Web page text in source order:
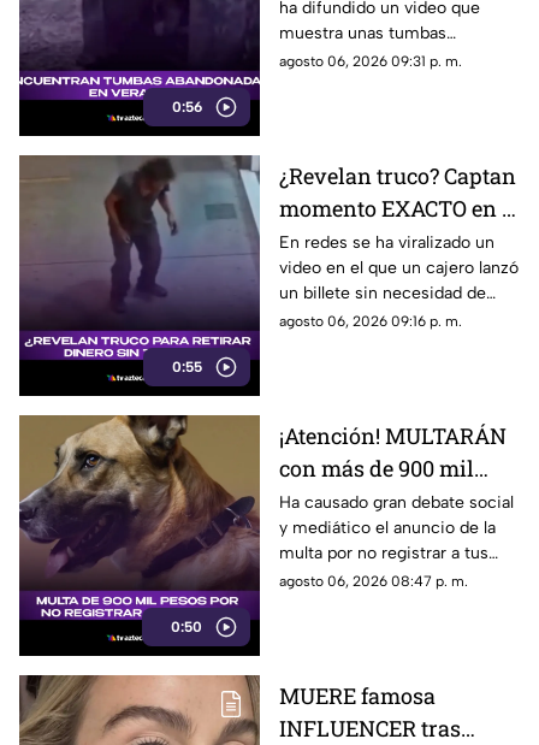
0:56
Veracruz (+VIDEO)
ha difundido un video que
muestra unas tumbas
abandonadas en Medellín de
agosto 06, 2026 09:31 p. m.
0:55
¿Revelan truco? Captan
momento EXACTO en el
que CAJERO LANZA
BILLETE sin meter
tarjeta
En redes se ha viralizado un
video en el que un cajero lanzó
un billete sin necesidad de
insertar una tarjeta. ¿Hay algún
agosto 06, 2026 09:16 p. m.
0:50
¡Atención! MULTARÁN
con más de 900 mil
pesos a todos los que
no REGISTREN a sus
MASCOTAS
Ha causado gran debate social
y mediático el anuncio de la
multa por no registrar a tus
mascotas, por lo que la
agosto 06, 2026 08:47 p. m.
MUERE famosa
INFLUENCER tras